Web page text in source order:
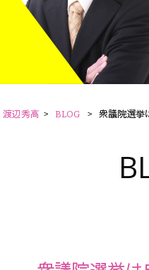
渡辺秀高 > BLOG > 衆議院選挙